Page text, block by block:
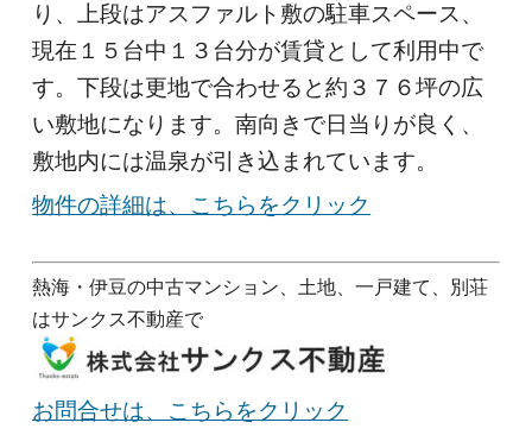
り、上段はアスファルト敷の駐車スペース、
現在１５台中１３台分が賃貸として利用中で
す。下段は更地で合わせると約３７６坪の広
い敷地になります。南向きで日当りが良く、
敷地内には温泉が引き込まれています。
物件の詳細は、こちらをクリック
熱海・伊豆の中古マンション、土地、一戸建て、別荘
はサンクス不動産で
お問合せは、こちらをクリック